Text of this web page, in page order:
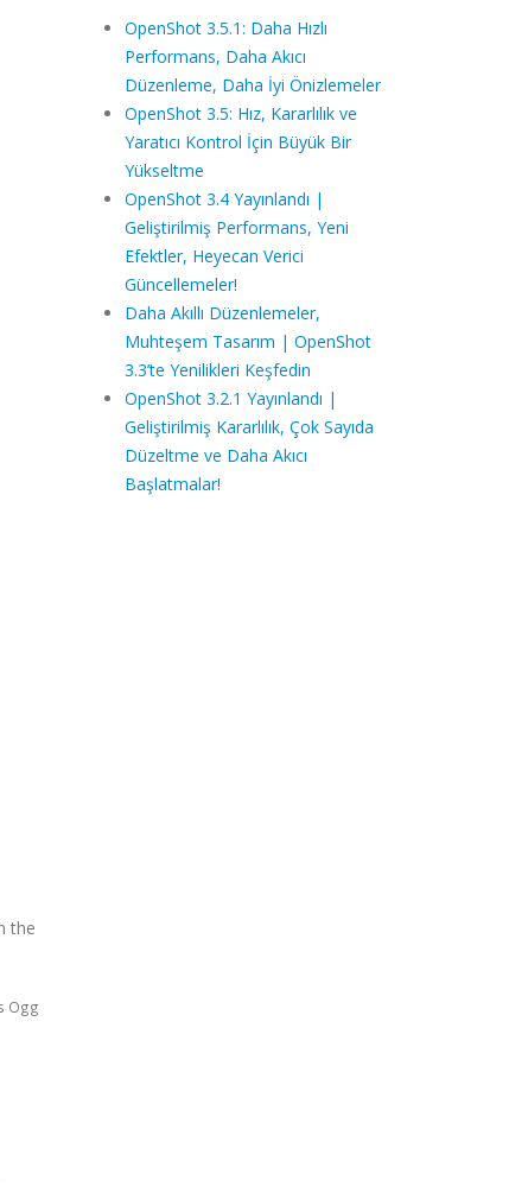
the
Ogg
OpenShot 3.5.1: Daha Hızlı
Performans, Daha Akıcı
Düzenleme, Daha İyi Önizlemeler
OpenShot 3.5: Hız, Kararlılık ve
Yaratıcı Kontrol İçin Büyük Bir
Yükseltme
OpenShot 3.4 Yayınlandı |
Geliştirilmiş Performans, Yeni
Efektler, Heyecan Verici
Güncellemeler!
Daha Akıllı Düzenlemeler,
Muhteşem Tasarım | OpenShot
3.3’te Yenilikleri Keşfedin
OpenShot 3.2.1 Yayınlandı |
Geliştirilmiş Kararlılık, Çok Sayıda
Düzeltme ve Daha Akıcı
Başlatmalar!